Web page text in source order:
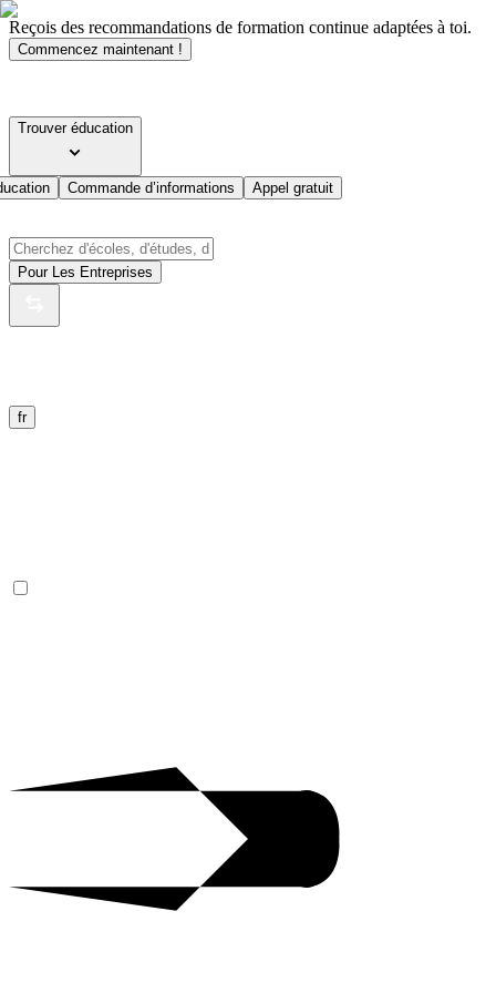
Reçois des recommandations de formation continue adaptées à toi.
Commencez maintenant !
Trouver éducation
Commande d’informations Appel gratuit
Pour Les Entreprises
fr